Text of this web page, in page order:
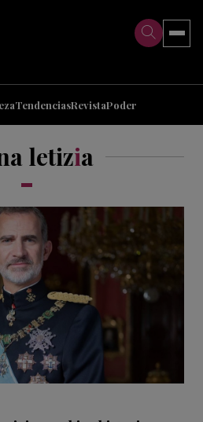
TendenciasRevistaPoder
letizia